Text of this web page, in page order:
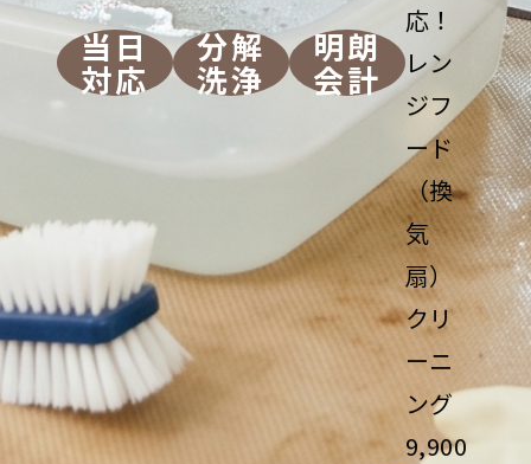
当日
対応
分解
洗浄
明朗
会計
応！
レン
ジフ
ード
（換
気
扇）
クリ
ーニ
ング
9,900